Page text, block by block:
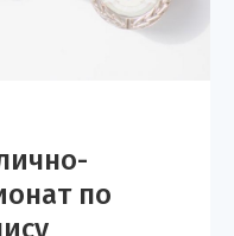
по